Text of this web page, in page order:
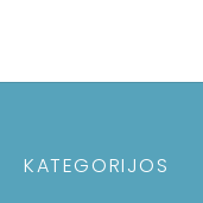
KATEGORIJOS